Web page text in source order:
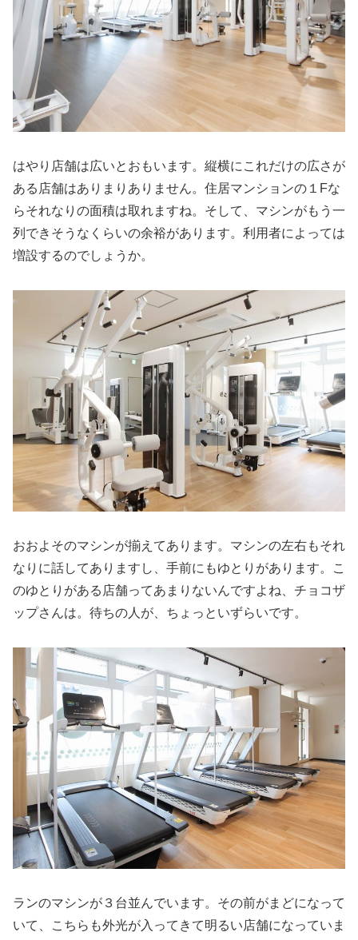
はやり店舗は広いとおもいます。縦横にこれだけの広さが
ある店舗はありまりありません。住居マンションの１Fな
らそれなりの面積は取れますね。そして、マシンがもう一
列できそうなくらいの余裕があります。利用者によっては
増設するのでしょうか。
おおよそのマシンが揃えてあります。マシンの左右もそれ
なりに話してありますし、手前にもゆとりがあります。こ
のゆとりがある店舗ってあまりないんですよね、チョコザ
ップさんは。待ちの人が、ちょっといずらいです。
ランのマシンが３台並んでいます。その前がまどになって
いて、こちらも外光が入ってきて明るい店舗になっていま